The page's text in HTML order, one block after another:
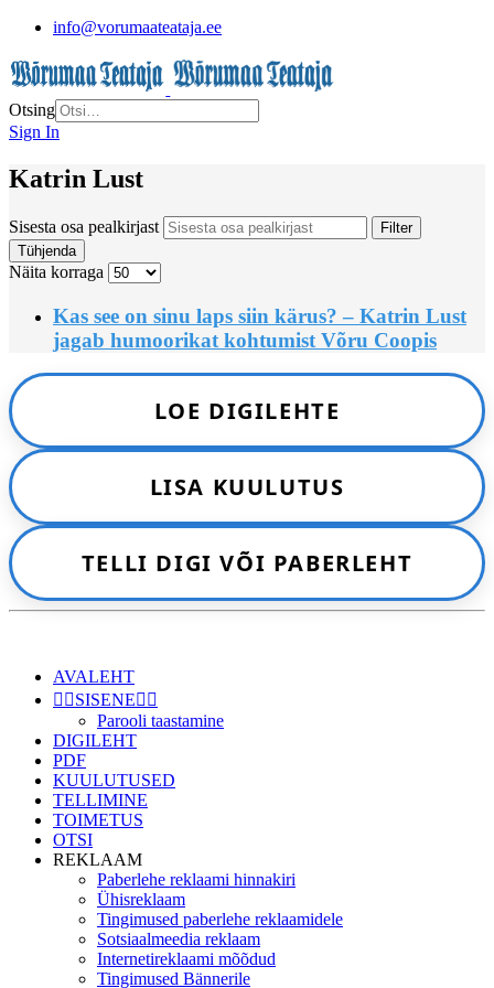
info@vorumaateataja.ee
Otsing
Sign In
Katrin Lust
Sisesta osa pealkirjast
Filter
Tühjenda
Näita korraga
Kas see on sinu laps siin kärus? – Katrin Lust
jagab humoorikat kohtumist Võru Coopis
LOE DIGILEHTE
LISA KUULUTUS
TELLI DIGI VÕI PABERLEHT
AVALEHT
👉🏻SISENE👈🏻
Parooli taastamine
DIGILEHT
PDF
KUULUTUSED
TELLIMINE
TOIMETUS
OTSI
REKLAAM
Paberlehe reklaami hinnakiri
Ühisreklaam
Tingimused paberlehe reklaamidele
Sotsiaalmeedia reklaam
Internetireklaami mõõdud
Tingimused Bännerile